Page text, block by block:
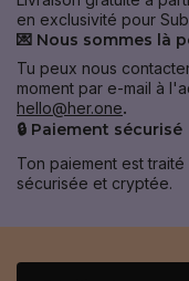
en exclusivité pour
💌 Nous sommes là
Tu peux nous
moment par e-mail à
hello@her.one.
🔒 Paiement sécurisé
Ton paiement est
sécurisée et cryptée.